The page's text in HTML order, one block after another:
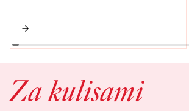
Za kulisami